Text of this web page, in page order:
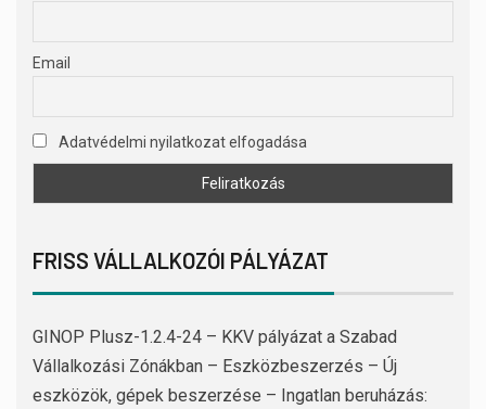
Email
Adatvédelmi nyilatkozat elfogadása
FRISS VÁLLALKOZÓI PÁLYÁZAT
GINOP Plusz-1.2.4-24 – KKV pályázat a Szabad
Vállalkozási Zónákban – Eszközbeszerzés – Új
eszközök, gépek beszerzése – Ingatlan beruházás: